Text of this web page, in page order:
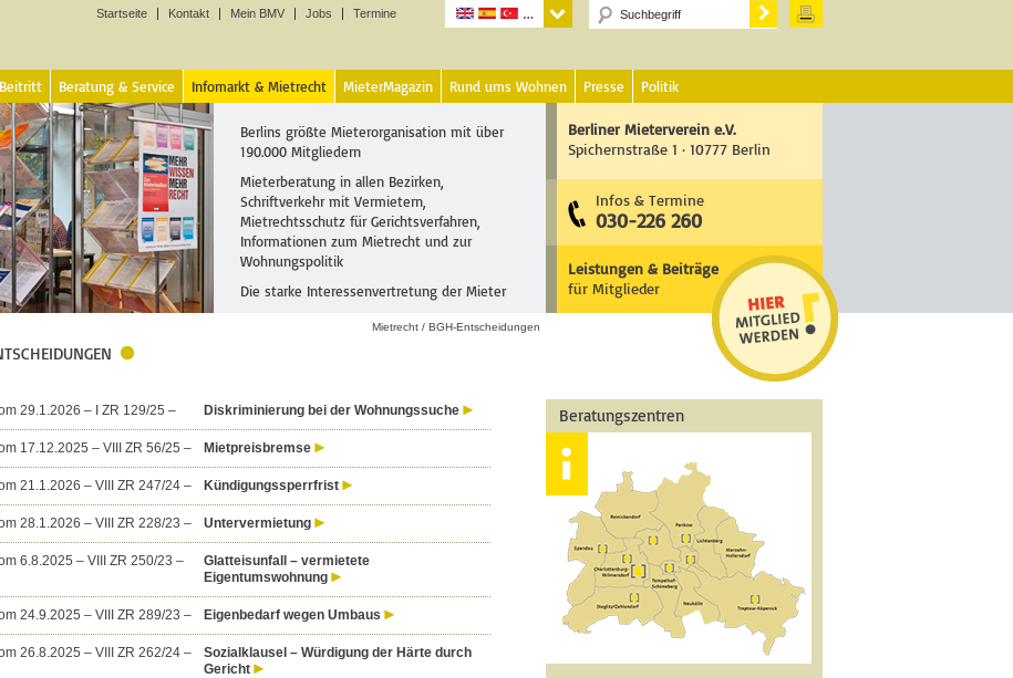
Startseite Kontakt Mein BMV Jobs Termine
Beitritt Beratung & Service Infomarkt & Mietrecht MieterMagazin Rund ums Wohnen Presse Politik
Berlins größte Mieterorganisation mit über
190.000 Mitgliedern
Mieterberatung in allen Bezirken,
Schriftverkehr mit Vermietern,
Mietrechtsschutz für Gerichtsverfahren,
Informationen zum Mietrecht und zur
Wohnungspolitik
Die starke Interessenvertretung der Mieter
Berliner Mieterverein e.V.
Spichernstraße 1 · 10777 Berlin
Infos & Termine
030-226 260
Leistungen & Beiträge
für Mitglieder
Mietrecht / BGH-Entscheidungen
29.1.2026 – I ZR 129/25 – Diskriminierung bei der Wohnungssuche
17.12.2025 – VIII ZR 56/25 – Mietpreisbremse
21.1.2026 – VIII ZR 247/24 – Kündigungssperrfrist
28.1.2026 – VIII ZR 228/23 – Untervermietung
6.8.2025 – VIII ZR 250/23 –
Glatteisunfall – vermietete
Eigentumswohnung
24.9.2025 – VIII ZR 289/23 – Eigenbedarf wegen Umbaus
26.8.2025 – VIII ZR 262/24 –
Sozialklausel – Würdigung der Härte durch
Gericht
Beratungszentren